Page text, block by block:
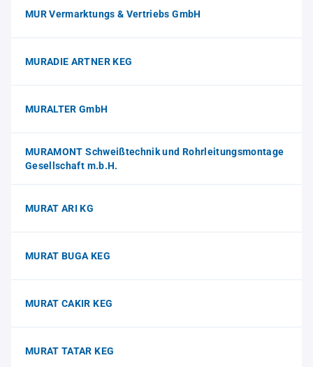
MUR Vermarktungs & Vertriebs GmbH
MURADIE ARTNER KEG
MURALTER GmbH
MURAMONT Schweißtechnik und Rohrleitungsmontage
Gesellschaft m.b.H.
MURAT ARI KG
MURAT BUGA KEG
MURAT CAKIR KEG
MURAT TATAR KEG